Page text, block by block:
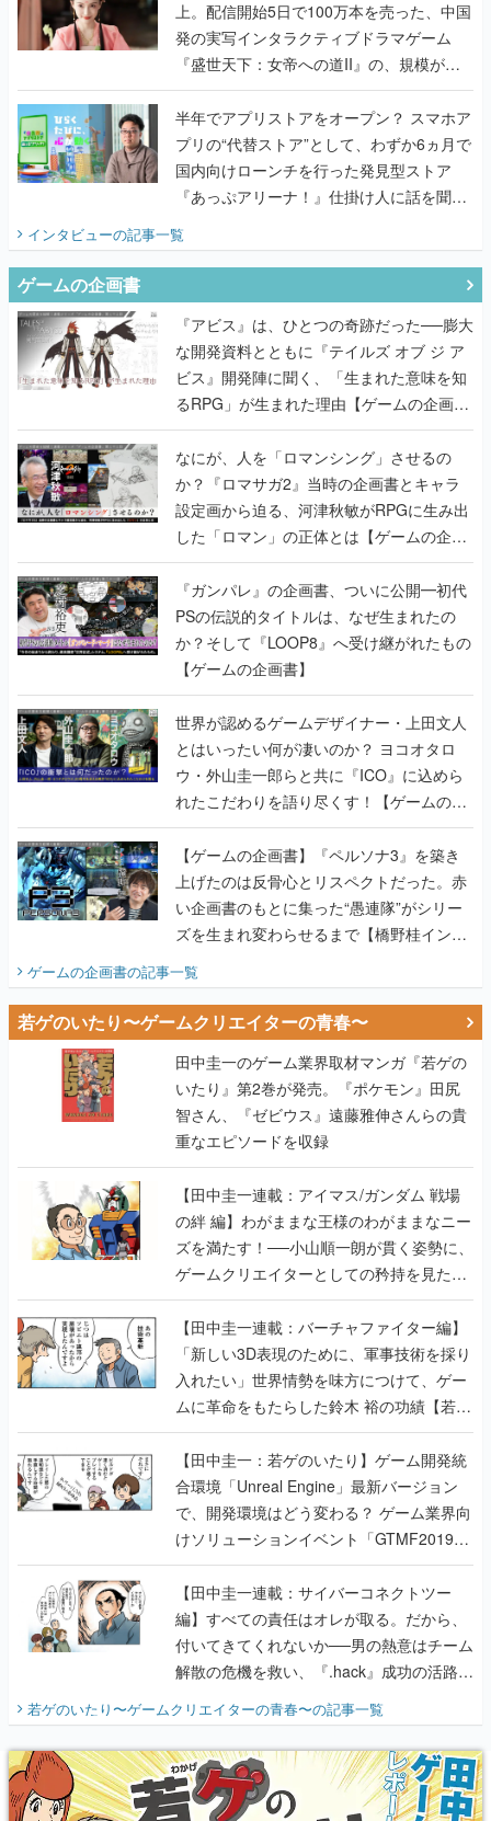
上。配信開始5日で100万本を売った、中国
発の実写インタラクティブドラマゲーム
『盛世天下：女帝への道II』の、規模が違
うこだわりをプロデューサーに聞いた
半年でアプリストアをオープン？ スマホア
プリの“代替ストア”として、わずか6ヵ月で
国内向けローンチを行った発見型ストア
『あっぷアリーナ！』仕掛け人に話を聞い
てみた
インタビューの記事一覧
ゲームの企画書
『アビス』は、ひとつの奇跡だった──膨大
な開発資料とともに『テイルズ オブ ジ ア
ビス』開発陣に聞く、「生まれた意味を知
るRPG」が生まれた理由【ゲームの企画
書】
なにが、人を「ロマンシング」させるの
か？『ロマサガ2』当時の企画書とキャラ
設定画から迫る、河津秋敏がRPGに生み出
した「ロマン」の正体とは【ゲームの企画
書】
『ガンパレ』の企画書、ついに公開━初代
PSの伝説的タイトルは、なぜ生まれたの
か？そして『LOOP8』へ受け継がれたもの
【ゲームの企画書】
世界が認めるゲームデザイナー・上田文人
とはいったい何が凄いのか？ ヨコオタロ
ウ・外山圭一郎らと共に『ICO』に込めら
れたこだわりを語り尽くす！【ゲームの企
画書】
【ゲームの企画書】『ペルソナ3』を築き
上げたのは反骨心とリスペクトだった。赤
い企画書のもとに集った“愚連隊”がシリー
ズを生まれ変わらせるまで【橋野桂インタ
ビュー】
ゲームの企画書の記事一覧
若ゲのいたり〜ゲームクリエイターの青春〜
田中圭一のゲーム業界取材マンガ『若ゲの
いたり』第2巻が発売。『ポケモン』田尻
智さん、『ゼビウス』遠藤雅伸さんらの貴
重なエピソードを収録
【田中圭一連載：アイマス/ガンダム 戦場
の絆 編】わがままな王様のわがままなニー
ズを満たす！──小山順一朗が貫く姿勢に、
ゲームクリエイターとしての矜持を見た
【若ゲのいたり最終回】
【田中圭一連載：バーチャファイター編】
「新しい3D表現のために、軍事技術を採り
入れたい」世界情勢を味方につけて、ゲー
ムに革命をもたらした鈴木 裕の功績【若ゲ
のいたり】
【田中圭一：若ゲのいたり】ゲーム開発統
合環境「Unreal Engine」最新バージョン
で、開発環境はどう変わる？ ゲーム業界向
けソリューションイベント「GTMF2019」
に行って、より理解を深めよう【PR】
【田中圭一連載：サイバーコネクトツー
編】すべての責任はオレが取る。だから、
付いてきてくれないか──男の熱意はチーム
解散の危機を救い、『.hack』成功の活路を
開く。業界の快男児・松山 洋に流れる血は
『少年ジャンプ』色だった【若ゲのいた
り】
若ゲのいたり〜ゲームクリエイターの青春〜の記事一覧